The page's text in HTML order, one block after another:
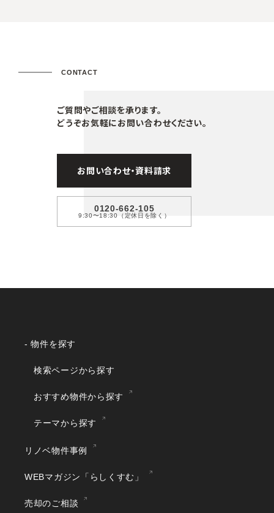
CONTACT
ご質問やご相談を承ります。
どうぞお気軽にお問い合わせください。
お問い合わせ・資料請求
0120-662-105
9:30〜18:30（定休日を除く）
- 物件を探す
検索ページから探す
おすすめ物件から探す
テーマから探す
リノベ物件事例
WEBマガジン「らしくすむ」
売却のご相談